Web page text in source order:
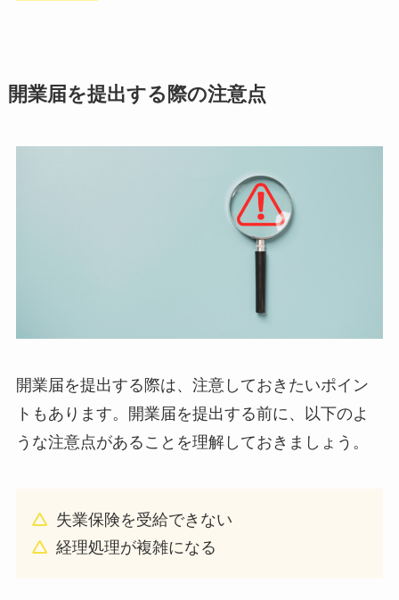
開業届を提出する際の注意点
開業届を提出する際は、注意しておきたいポイン
トもあります。開業届を提出する前に、以下のよ
うな注意点があることを理解しておきましょう。
失業保険を受給できない
経理処理が複雑になる